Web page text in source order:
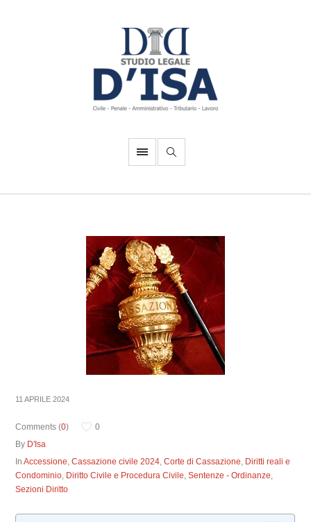
11 APRILE 2024
Comments (0)
0
By D'Isa
InAccessione,Cassazione civile 2024,Corte di Cassazione, Diritti reali e
Condominio, Diritto Civile e Procedura Civile,Sentenze - Ordinanze,
Sezioni Diritto